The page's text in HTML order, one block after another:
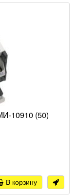
10910 (50)
В корзину